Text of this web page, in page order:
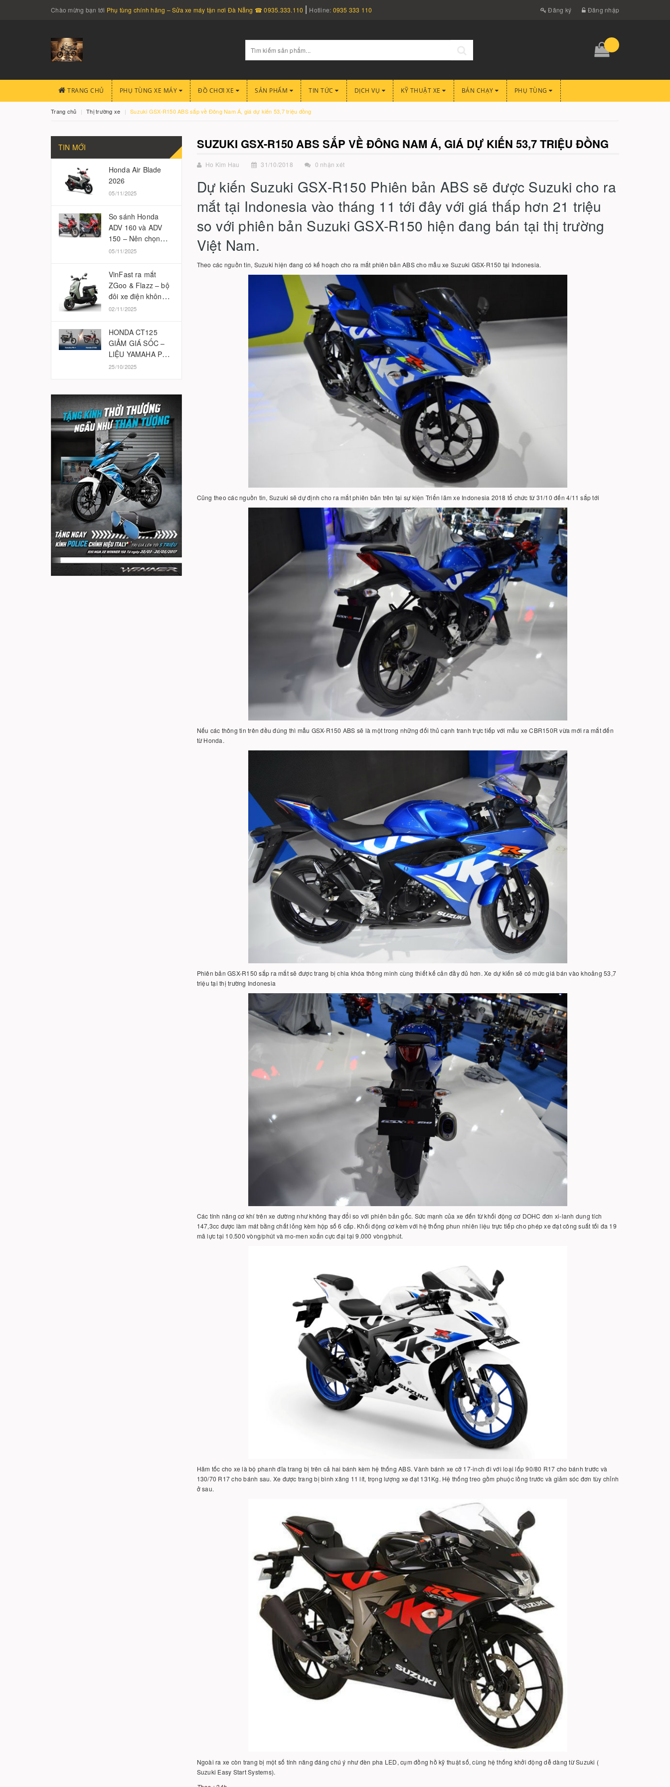
Chào mừng bạn tới Phụ tùng chính hãng – Sửa xe máy tận nơi Đà Nẵng ☎ 0935.333.110 Hotline: 0935 333 110 Đăng ký Đăng nhập
TRANG CHỦ PHỤ TÙNG XE MÁY ĐỒ CHƠI XE SẢN PHẨM TIN TỨC DỊCH VỤ KỸ THUẬT XE BÁN CHẠY PHỤ TÙNG
Trang chủ Thị trường xe Suzuki GSX-R150 ABS sắp về Đông Nam Á, giá dự kiến 53,7 triệu đồng
SUZUKI GSX-R150 ABS SẮP VỀ ĐÔNG NAM Á, GIÁ DỰ KIẾN 53,7 TRIỆU ĐỒNG
Ho Kim Hau 31/10/2018 0 nhận xét
Dự kiến Suzuki GSX-R150 Phiên bản ABS sẽ được Suzuki cho ra
mắt tại Indonesia vào tháng 11 tới đây với giá thấp hơn 21 triệu
so với phiên bản Suzuki GSX-R150 hiện đang bán tại thị trường
Việt Nam.
Theo các nguồn tin, Suzuki hiện đang có kế hoạch cho ra mắt phiên bản ABS cho mẫu xe Suzuki GSX-R150 tại Indonesia.
Cũng theo các nguồn tin, Suzuki sẽ dự định cho ra mắt phiên bản trên tại sự kiện Triển lãm xe Indonesia 2018 tổ chức từ 31/10 đến 4/11 sắp tới
Nếu các thông tin trên đều đúng thì mẫu GSX-R150 ABS sẽ là một trong những đối thủ cạnh tranh trực tiếp với mẫu xe CBR150R vừa mới ra mắt đến
từ Honda.
Phiên bản GSX-R150 sắp ra mắt sẽ được trang bị chìa khóa thông minh cùng thiết kế cản đầy đủ hơn. Xe dự kiến sẽ có mức giá bán vào khoảng 53,7
triệu tại thị trường Indonesia
Các tính năng cơ khí trên xe dường như không thay đổi so với phiên bản gốc. Sức mạnh của xe đến từ khối động cơ DOHC đơn xi-lanh dung tích
147,3cc được làm mát bằng chất lỏng kèm hộp số 6 cấp. Khối động cơ kèm với hệ thống phun nhiên liệu trực tiếp cho phép xe đạt công suất tối đa 19
mã lực tại 10.500 vòng/phút và mo-men xoắn cực đại tại 9.000 vòng/phút.
Hãm tốc cho xe là bộ phanh đĩa trang bị trên cả hai bánh kèm hệ thống ABS. Vành bánh xe cỡ 17-inch đi với loại lốp 90/80 R17 cho bánh trước và
130/70 R17 cho bánh sau. Xe được trang bị bình xăng 11 lít, trọng lượng xe đạt 131Kg. Hệ thống treo gồm phuộc lồng trước và giảm sóc đơn tùy chỉnh
ở sau.
Ngoài ra xe còn trang bị một số tính năng đáng chú ý như đèn pha LED, cụm đồng hồ kỹ thuật số, cùng hệ thống khởi động dễ dàng từ Suzuki (
Suzuki Easy Start Systems).
TIN MỚI
Honda Air Blade
2026
05/11/2025
So sánh Honda
ADV 160 và ADV
150 – Nên chọn
phiên bản nào
05/11/2025
VinFast ra mắt
ZGoo & Flazz – bộ
đôi xe điện không
cần bằng lái
02/11/2025
HONDA CT125
GIẢM GIÁ SỐC –
LIỆU YAMAHA PG-
1 CÓ BỊ ẢNH
25/10/2025